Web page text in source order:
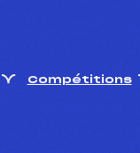
Compétitions